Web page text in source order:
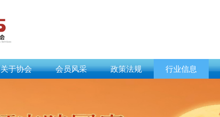
关于协会 会员风采 政策法规 行业信息